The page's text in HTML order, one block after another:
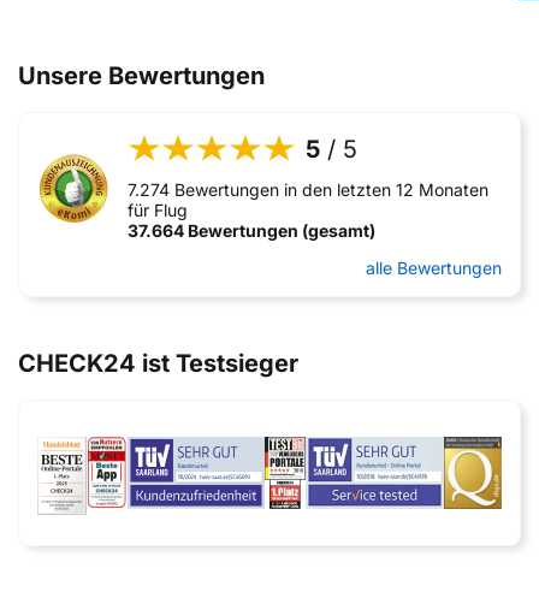
Unsere Bewertungen
5 / 5
7.274 Bewertungen in den letzten 12 Monaten
für Flug
37.664 Bewertungen (gesamt)
alle Bewertungen
CHECK24 ist Testsieger